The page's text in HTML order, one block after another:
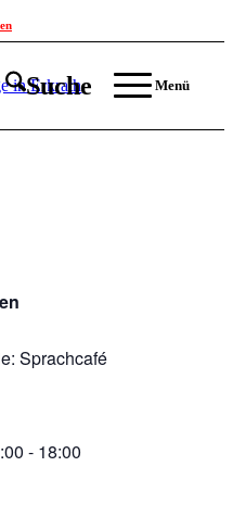
Suche Menü
Sprachcafé
- 18:00